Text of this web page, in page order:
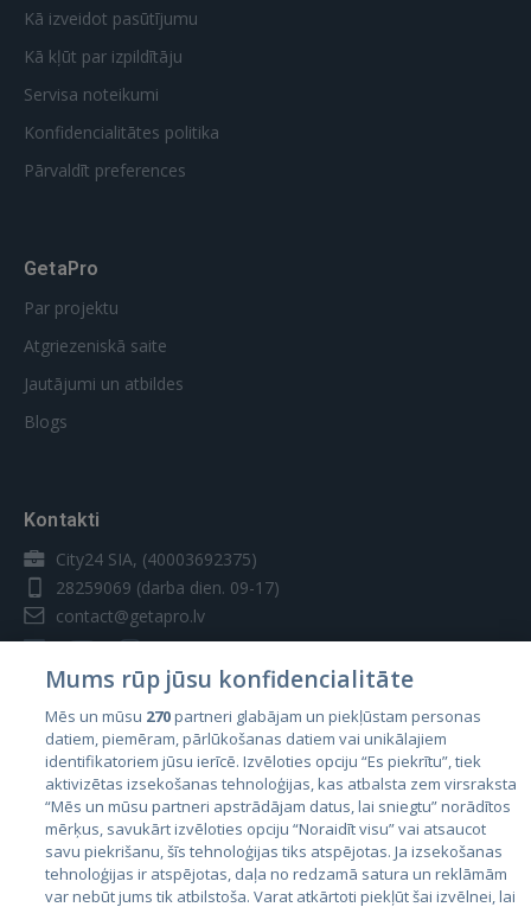
Kā izveidot pasūtījumu
Kā kļūt par izpildītāju
Servisa noteikumi
Konfidencialitātes politika
Pārvaldīt preferences
GetaPro
Par projektu
Atgriezeniskā saite
Jautājumi un atbildes
Blogs
Kontakti
City24 SIA, (40003692375)
28259069 (darba dien. 09-17)
contact@getapro.lv
Valstis
Igaunija
Latvija
Lietuva
Mums rūp jūsu konfidencialitāte
Mēs un mūsu 270partneri glabājam un piekļūstam personas
datiem, piemēram, pārlūkošanas datiem vai unikālajiem
identifikatoriem jūsu ierīcē. Izvēloties opciju “Es piekrītu”, tiek
aktivizētas izsekošanas tehnoloģijas, kas atbalsta zem virsraksta
“Mēs un mūsu partneri apstrādājam datus, lai sniegtu” norādītos
mērķus, savukārt izvēloties opciju “Noraidīt visu” vai atsaucot
savu piekrišanu, šīs tehnoloģijas tiks atspējotas. Ja izsekošanas
tehnoloģijas ir atspējotas, daļa no redzamā satura un reklāmām
var nebūt jums tik atbilstoša. Varat atkārtoti piekļūt šai izvēlnei, lai